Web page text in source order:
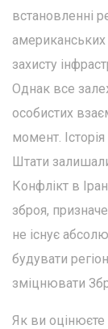
встановленні
американських
захисту
Однак все
особистих
момент.
Штати залишали
Конфлікт в
зброя,
не існує
будувати
зміцнювати
Як ви